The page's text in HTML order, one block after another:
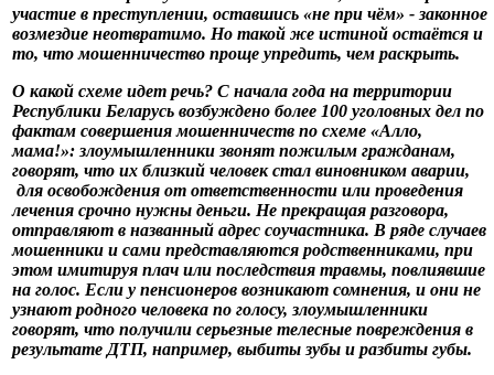
участие в преступлении, оставшись «не при чём» - законное
возмездие неотвратимо. Но такой же истиной остаётся и
то, что мошенничество проще упредить, чем раскрыть.
О какой схеме идет речь? С начала года на территории
Республики Беларусь возбуждено более 100 уголовных дел по
фактам совершения мошенничеств по схеме «Алло,
мама!»: злоумышленники звонят пожилым гражданам,
говорят, что их близкий человек стал виновником аварии,
для освобождения от ответственности или проведения
лечения срочно нужны деньги. Не прекращая разговора,
отправляют в названный адрес соучастника. В ряде случаев
мошенники и сами представляются родственниками, при
этом имитируя плач или последствия травмы, повлиявшие
на голос. Если у пенсионеров возникают сомнения, и они не
узнают родного человека по голосу, злоумышленники
говорят, что получили серьезные телесные повреждения в
результате ДТП, например, выбиты зубы и разбиты губы.